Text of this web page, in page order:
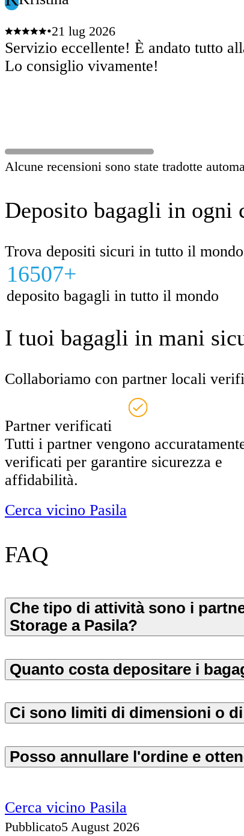
•21 lug 2026
Servizio eccellente! È andato tutto
Lo consiglio vivamente!
Alcune recensioni sono state tradotte
Deposito bagagli in ogni
Trova depositi sicuri in tutto il
16507+
deposito bagagli in tutto il mondo
I tuoi bagagli in mani
Collaboriamo con partner locali
Partner verificati
Tutti i partner vengono
verificati per garantire sicurezza e
affidabilità.
Cerca vicino Pasila
FAQ
Che tipo di attività sono i
Storage a Pasila?
Quanto costa depositare i
Ci sono limiti di dimensioni o
Posso annullare l'ordine e
Cerca vicino Pasila
Pubblicato5 August 2026